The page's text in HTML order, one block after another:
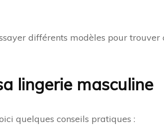
différents modèles pour
lingerie masculine
quelques conseils pratiques :